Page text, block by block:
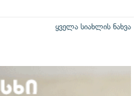
ყველა სიახლის ნახვა